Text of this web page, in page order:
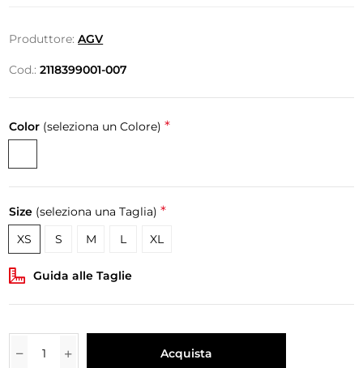
Produttore: AGV
Cod.: 2118399001-007
Color (seleziona un Colore) *
Size (seleziona una Taglia) *
XS S M L XL
Guida alle Taglie
Acquista